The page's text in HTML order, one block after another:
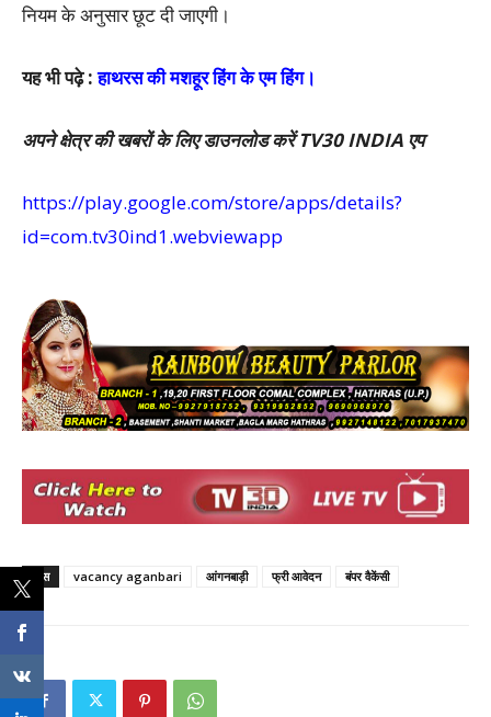
नियम के अनुसार छूट दी जाएगी।
यह भी पढ़े :हाथरस की मशहूर हिंग के एम हिंग।
अपने क्षेत्र की खबरों के लिए डाउनलोड करें TV30 INDIA एप
https://play.google.com/store/apps/details?
id=com.tv30ind1.webviewapp
टैग्स vacancy aganbari आंगनबाड़ी फ्री आवेदन बंपर वैकेंसी